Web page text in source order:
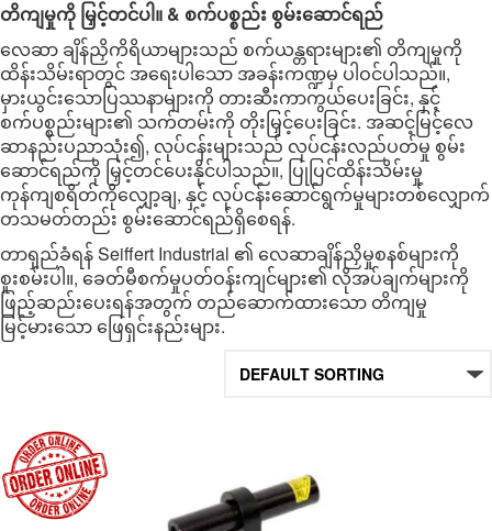
တိကျမှုကို မြှင့်တင်ပါ။ & စက်ပစ္စည်း စွမ်းဆောင်ရည်
လေဆာ ချိန်ညှိကိရိယာများသည် စက်ယန္တရားများ၏ တိကျမှုကို
ထိန်းသိမ်းရာတွင် အရေးပါသော အခန်းကဏ္ဍမှ ပါဝင်ပါသည်။,
မှားယွင်းသောပြဿနာများကို တားဆီးကာကွယ်ပေးခြင်း, နှင့်
စက်ပစ္စည်းများ၏ သက်တမ်းကို တိုးမြှင့်ပေးခြင်း. အဆင့်မြင့်လေ
ဆာနည်းပညာသုံး၍, လုပ်ငန်းများသည် လုပ်ငန်းလည်ပတ်မှု စွမ်း
ဆောင်ရည်ကို မြှင့်တင်ပေးနိုင်ပါသည်။, ပြုပြင်ထိန်းသိမ်းမှု
ကုန်ကျစရိတ်ကိုလျှော့ချ, နှင့် လုပ်ငန်းဆောင်ရွက်မှုများတစ်လျှောက်
တသမတ်တည်း စွမ်းဆောင်ရည်ရှိစေရန်.
တာရှည်ခံရန် Seiffert Industrial ၏ လေဆာချိန်ညှိမှုစနစ်များကို
စူးစမ်းပါ။, ခေတ်မီစက်မှုပတ်ဝန်းကျင်များ၏ လိုအပ်ချက်များကို
ဖြည့်ဆည်းပေးရန်အတွက် တည်ဆောက်ထားသော တိကျမှု
မြင့်မားသော ဖြေရှင်းနည်းများ.